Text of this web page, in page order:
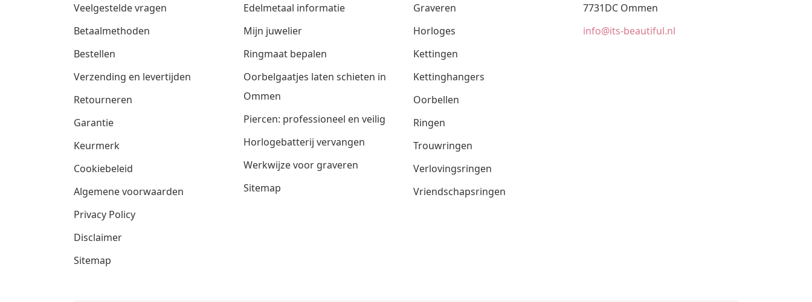
Veelgestelde vragen
Betaalmethoden
Bestellen
Verzending en levertijden
Retourneren
Garantie
Keurmerk
Cookiebeleid
Algemene voorwaarden
Privacy Policy
Disclaimer
Sitemap
Edelmetaal informatie
Mijn juwelier
Ringmaat bepalen
Oorbelgaatjes laten schieten in
Ommen
Piercen: professioneel en veilig
Horlogebatterij vervangen
Werkwijze voor graveren
Sitemap
Graveren
Horloges
Kettingen
Kettinghangers
Oorbellen
Ringen
Trouwringen
Verlovingsringen
Vriendschapsringen
7731DC Ommen
info@its-beautiful.nl